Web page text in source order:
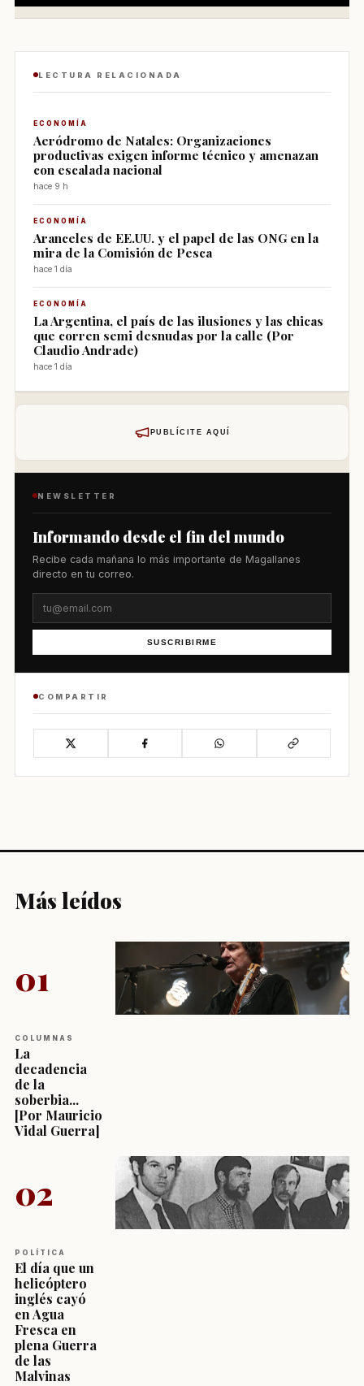
LECTURA RELACIONADA
ECONOMÍA
Aeródromo de Natales: Organizaciones
productivas exigen informe técnico y amenazan
con escalada nacional
hace 9 h
ECONOMÍA
Aranceles de EE.UU. y el papel de las ONG en la
mira de la Comisión de Pesca
hace 1 día
ECONOMÍA
La Argentina, el país de las ilusiones y las chicas
que corren semi desnudas por la calle (Por
Claudio Andrade)
hace 1 día
PUBLÍCITE AQUÍ
NEWSLETTER
Informando desde el fin del mundo
Recibe cada mañana lo más importante de Magallanes
directo en tu correo.
SUSCRIBIRME
COMPARTIR
Más leídos
01
COLUMNAS
La
decadencia
de la
soberbia...
[Por Mauricio
Vidal Guerra]
02
POLÍTICA
El día que un
helicóptero
inglés cayó
en Agua
Fresca en
plena Guerra
de las
Malvinas